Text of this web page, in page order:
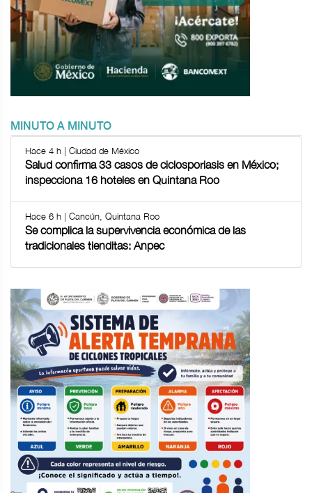
MINUTO A MINUTO
Hace 4 h | Ciudad de México
Salud confirma 33 casos de ciclosporiasis en México;
inspecciona 16 hoteles en Quintana Roo
Hace 6 h | Cancún, Quintana Roo
Se complica la supervivencia económica de las
tradicionales tienditas: Anpec